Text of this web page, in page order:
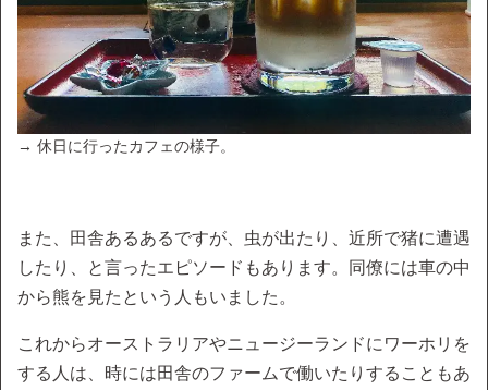
→ 休日に行ったカフェの様子。
また、田舎あるあるですが、虫が出たり、近所で猪に遭遇
したり、と言ったエピソードもあります。同僚には車の中
から熊を見たという人もいました。
これからオーストラリアやニュージーランドにワーホリを
する人は、時には田舎のファームで働いたりすることもあ